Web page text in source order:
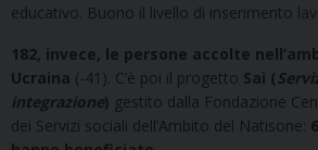
educativo. Buono il livello di inserimento
182, invece, le persone accolte
Ucraina (-41). C’è poi il progetto Sai (
integrazione) gestito dalla Fondazione
dei Servizi sociali dell’Ambito del Natisone: